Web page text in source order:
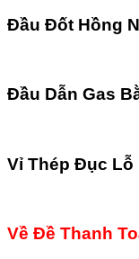
Đầu Đốt Hồng
Đầu Dẫn Gas
Vỉ Thép Đục Lỗ
Về Đề Thanh